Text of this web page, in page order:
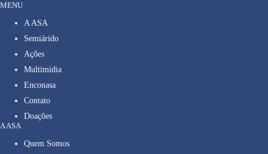
MENU
A ASA
Semiárido
Ações
Multimídia
Enconasa
Contato
Doações
A ASA
Quem Somos